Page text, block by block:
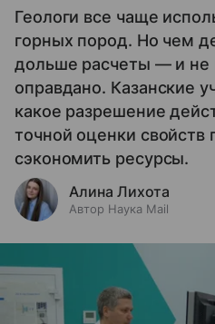
Геологи все чаще
горных пород. Но чем
дольше расчеты — и не
оправдано. Казанские
какое разрешение
точной оценки
сэкономить ресурсы.
Алина Лихота
Автор Наука Mail